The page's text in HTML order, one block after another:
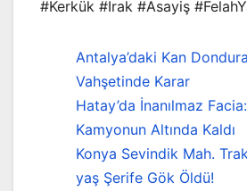
#Kerkük #Irak #Asayiş
Antalya’daki Kan
Vahşetinde Karar
Hatay’da İnanılmaz
Kamyonun Altında Kaldı
Konya Sevindik Mah.
yaş Şerife Gök Öldü!